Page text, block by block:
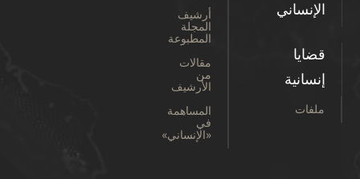
الإنساني
قضايا
إنسانية
ملفات
أرشيف
المجلة
المطبوعة
مقالات
من
الأرشيف
المساهمة
في
«الإنساني»